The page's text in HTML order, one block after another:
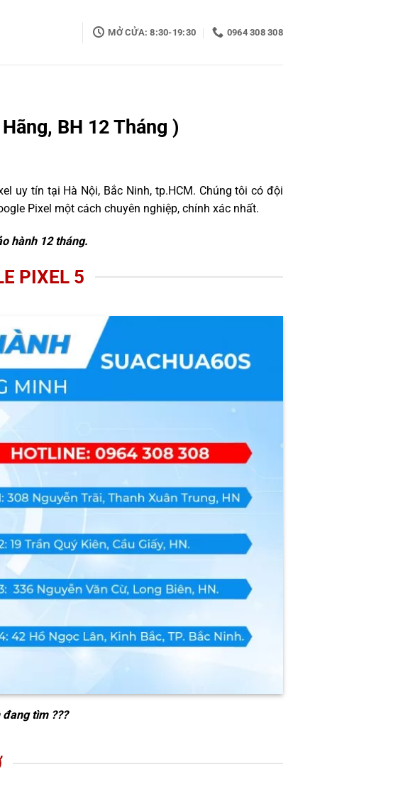
MỞ CỬA: 8:30-19:30 0964 308 308
BH 12 Tháng )
uy tín tại Hà Nội, Bắc Ninh, tp.HCM. Chúng tôi có đội
Pixel một cách chuyên nghiệp, chính xác nhất.
hành 12 tháng.
PIXEL 5
tìm ???